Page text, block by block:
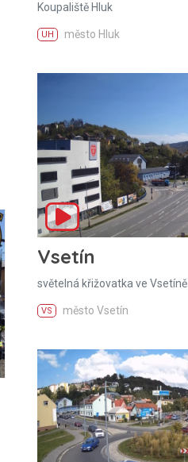
Koupaliště Hluk
UH město Hluk
Vsetín
světelná křižovatka ve Vsetíně
VS město Vsetín